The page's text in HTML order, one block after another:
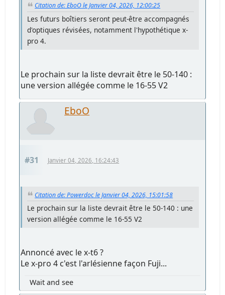
Citation de: EboO le Janvier 04, 2026, 12:00:25
Les futurs boîtiers seront peut-être accompagnés
d'optiques révisées, notamment l'hypothétique x-
pro 4.
Le prochain sur la liste devrait être le 50-140 :
une version allégée comme le 16-55 V2
EboO
#31 Janvier 04, 2026, 16:24:43
Citation de: Powerdoc le Janvier 04, 2026, 15:01:58
Le prochain sur la liste devrait être le 50-140 : une
version allégée comme le 16-55 V2
Annoncé avec le x-t6 ?
Le x-pro 4 c'est l'arlésienne façon Fuji...
Wait and see